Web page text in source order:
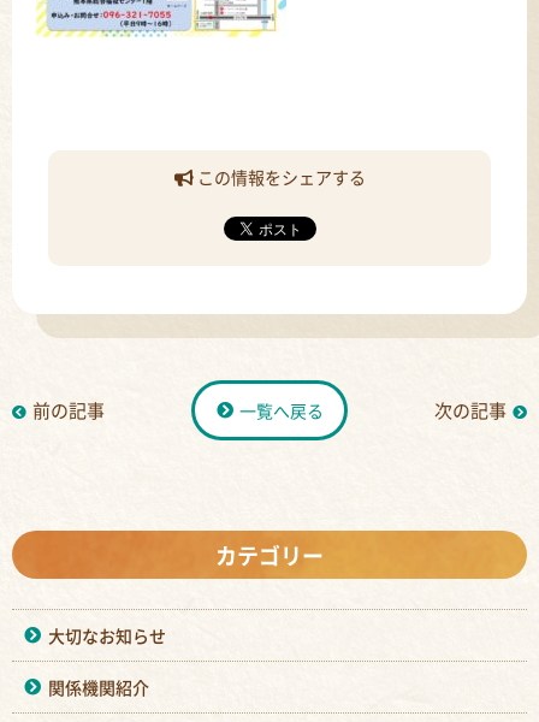
この情報をシェアする
前の記事 一覧へ戻る 次の記事
カテゴリー
大切なお知らせ
関係機関紹介